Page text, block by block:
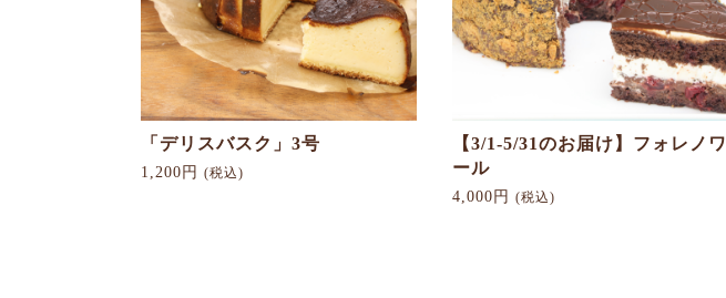
「デリスバスク」3号
1,200円 (税込)
【3/1-5/31のお届け】フォレノワ
ール
4,000円 (税込)